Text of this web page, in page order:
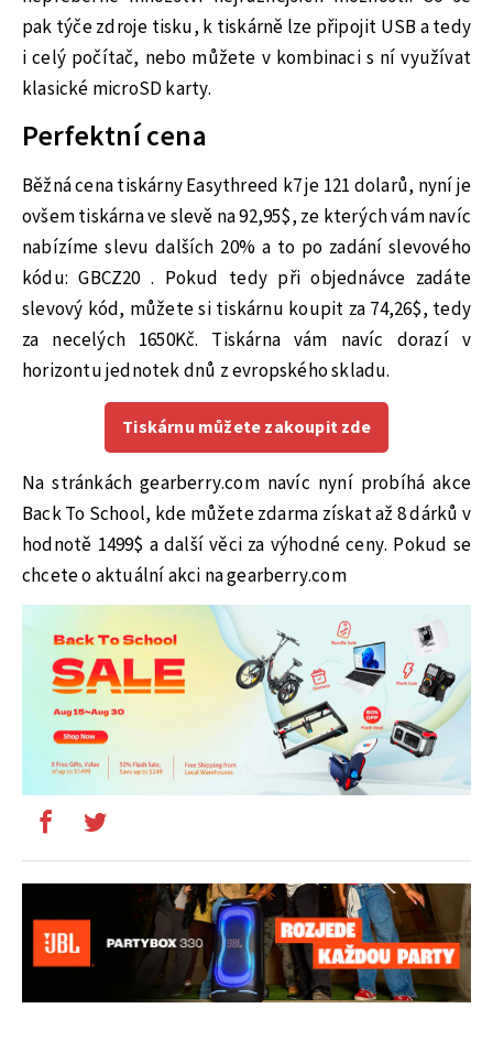
pak týče zdroje tisku, k tiskárně lze připojit USB a tedy
i celý počítač, nebo můžete v kombinaci s ní využívat
klasické microSD karty.
Perfektní cena
Běžná cena tiskárny Easythreed k7 je 121 dolarů, nyní je
ovšem tiskárna ve slevě na 92,95$, ze kterých vám navíc
nabízíme slevu dalších 20% a to po zadání slevového
kódu: GBCZ20 . Pokud tedy při objednávce zadáte
slevový kód, můžete si tiskárnu koupit za 74,26$, tedy
za necelých 1650Kč. Tiskárna vám navíc dorazí v
horizontu jednotek dnů z evropského skladu.
Tiskárnu můžete zakoupit zde
Na stránkách gearberry.com navíc nyní probíhá akce
Back To School, kde můžete zdarma získat až 8 dárků v
hodnotě 1499$ a další věci za výhodné ceny. Pokud se
chcete o aktuální akci na gearberry.com